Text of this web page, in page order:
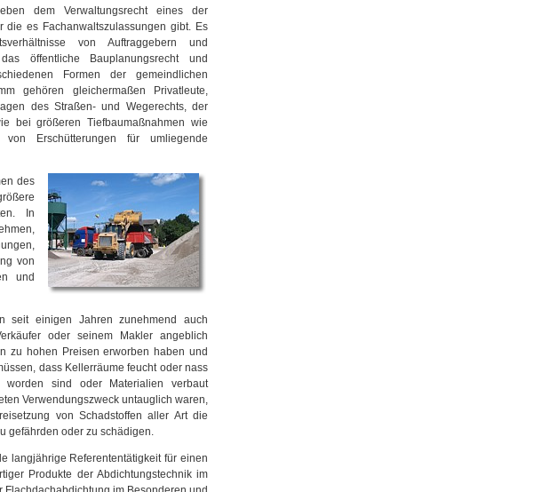
dem Verwaltungsrecht eines der
die es Fachanwaltszulassungen gibt. Es
von Auftraggebern und
öffentliche Bauplanungsrecht und
Formen der gemeindlichen
gehören gleichermaßen Privatleute,
des Straßen- und Wegerechts, der
bei größeren Tiefbaumaßnahmen wie
Erschütterungen für umliegende
des
In
von
und
seit einigen Jahren zunehmend auch
oder seinem Makler angeblich
zu hohen Preisen erworben haben und
dass Kellerräume feucht oder nass
worden sind oder Materialien verbaut
Verwendungszweck untauglich waren,
von Schadstoffen aller Art die
gefährden oder zu schädigen.
langjährige Referententätigkeit für einen
Produkte der Abdichtungstechnik im